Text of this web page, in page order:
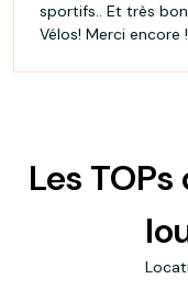
sportifs.. Et très
Vélos! Merci encore !
Les